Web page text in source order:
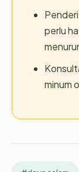
perlu
minum